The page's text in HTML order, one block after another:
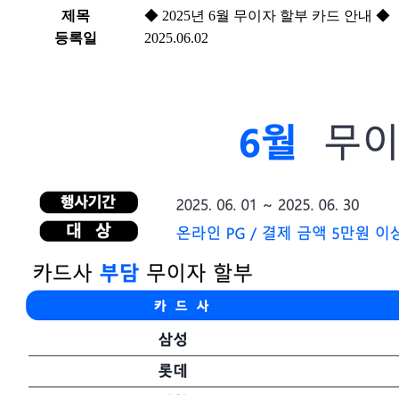
제목
◆ 2025년 6월 무이자 할부 카드 안내 ◆
등록일
2025.06.02